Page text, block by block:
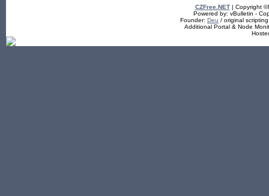
CZFree.NET| Copyright
Powered by: vBulletin -
Founder: Deu / original
Additional Portal & Node